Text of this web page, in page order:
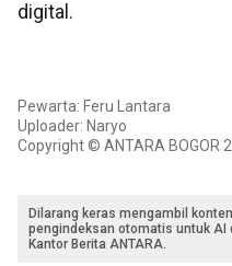
digital.
Pewarta: Feru Lantara
Uploader: Naryo
Copyright © ANTARA BOGOR
Dilarang keras mengambil
pengindeksan otomatis untuk
Kantor Berita ANTARA.